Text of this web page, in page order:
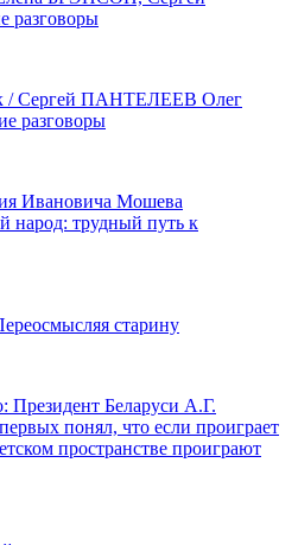
/ Сергей ПАНТЕЛЕЕВ Олег
разговоры
Ивановича Мошева
народ: трудный путь к
старину
Президент Беларуси А.Г.
понял, что если проиграет
пространстве проиграют